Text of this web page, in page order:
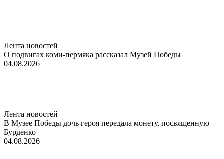
Лента новостей
О подвигах коми-пермяка рассказал Музей Победы
04.08.2026
Лента новостей
В Музее Победы дочь героя передала монету, посвященную
Бурденко
04.08.2026